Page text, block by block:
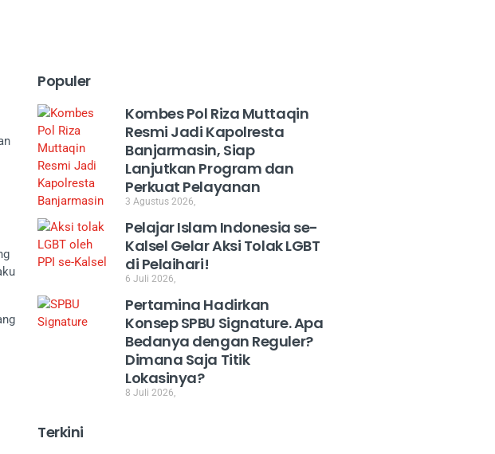
Populer
Kombes Pol Riza Muttaqin
Resmi Jadi Kapolresta
Banjarmasin, Siap
Lanjutkan Program dan
Perkuat Pelayanan
3 Agustus 2026,
Pelajar Islam Indonesia se-
Kalsel Gelar Aksi Tolak LGBT
di Pelaihari!
6 Juli 2026,
Pertamina Hadirkan
Konsep SPBU Signature. Apa
Bedanya dengan Reguler?
Dimana Saja Titik
Lokasinya?
8 Juli 2026,
Terkini